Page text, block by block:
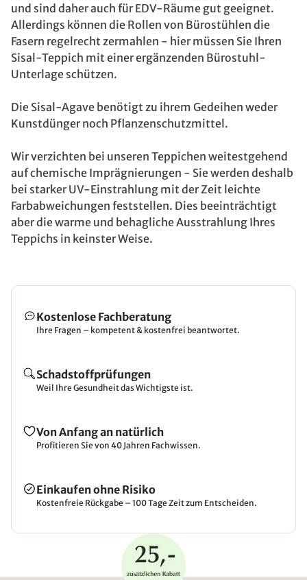
und sind daher auch für EDV-Räume gut geeignet.
Allerdings können die Rollen von Bürostühlen die
Fasern regelrecht zermahlen - hier müssen Sie Ihren
Sisal-Teppich mit einer ergänzenden Bürostuhl-
Unterlage schützen.
Die Sisal-Agave benötigt zu ihrem Gedeihen weder
Kunstdünger noch Pflanzenschutzmittel.
Wir verzichten bei unseren Teppichen weitestgehend
auf chemische Imprägnierungen - Sie werden deshalb
bei starker UV-Einstrahlung mit der Zeit leichte
Farbabweichungen feststellen. Dies beeinträchtigt
aber die warme und behagliche Ausstrahlung Ihres
Teppichs in keinster Weise.
Kostenlose Fachberatung
Ihre Fragen – kompetent & kostenfrei beantwortet.
Schadstoffprüfungen
Weil Ihre Gesundheit das Wichtigste ist.
Von Anfang an natürlich
Profitieren Sie von 40 Jahren Fachwissen.
Einkaufen ohne Risiko
Kostenfreie Rückgabe – 100 Tage Zeit zum Entscheiden.